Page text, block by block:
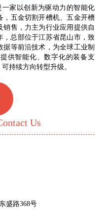
家以创新为驱动力的智能化
，五金切割开槽机、五金开槽
售，力主为行业应用提供自
，总部位于江苏省昆山市，致
等前沿技术，为全球工业制
供智能化、数字化的装备支
持续方向转型升级。
Us
盛路368号